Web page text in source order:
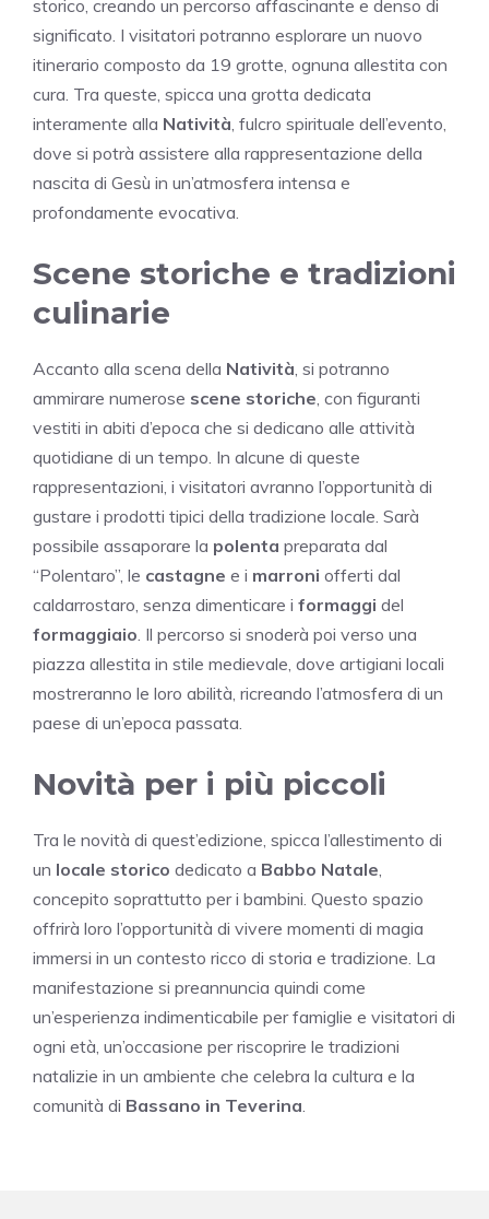
storico, creando un percorso affascinante e denso di
significato. I visitatori potranno esplorare un nuovo
itinerario composto da 19 grotte, ognuna allestita con
cura. Tra queste, spicca una grotta dedicata
interamente alla Natività, fulcro spirituale dell’evento,
dove si potrà assistere alla rappresentazione della
nascita di Gesù in un’atmosfera intensa e
profondamente evocativa.
Scene storiche e tradizioni
culinarie
Accanto alla scena della Natività, si potranno
ammirare numerose scene storiche, con figuranti
vestiti in abiti d’epoca che si dedicano alle attività
quotidiane di un tempo. In alcune di queste
rappresentazioni, i visitatori avranno l’opportunità di
gustare i prodotti tipici della tradizione locale. Sarà
possibile assaporare la polenta preparata dal
“Polentaro”, le castagne e i marroni offerti dal
caldarrostaro, senza dimenticare i formaggi del
formaggiaio. Il percorso si snoderà poi verso una
piazza allestita in stile medievale, dove artigiani locali
mostreranno le loro abilità, ricreando l’atmosfera di un
paese di un’epoca passata.
Novità per i più piccoli
Tra le novità di quest’edizione, spicca l’allestimento di
un locale storico dedicato a Babbo Natale,
concepito soprattutto per i bambini. Questo spazio
offrirà loro l’opportunità di vivere momenti di magia
immersi in un contesto ricco di storia e tradizione. La
manifestazione si preannuncia quindi come
un’esperienza indimenticabile per famiglie e visitatori di
ogni età, un’occasione per riscoprire le tradizioni
natalizie in un ambiente che celebra la cultura e la
comunità di Bassano in Teverina.